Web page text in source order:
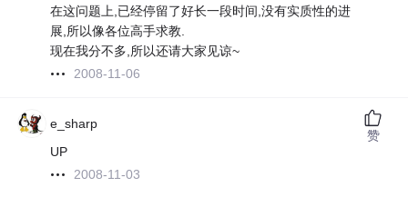
在这问题上,已经停留了好长一段时间,没有实质性的进
展,所以像各位高手求教.
现在我分不多,所以还请大家见谅~
2008-11-06
e_sharp
UP
2008-11-03
赞